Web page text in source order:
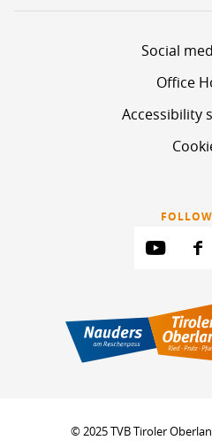
Social
Office
Accessibility
© 2025 TVB Tiroler